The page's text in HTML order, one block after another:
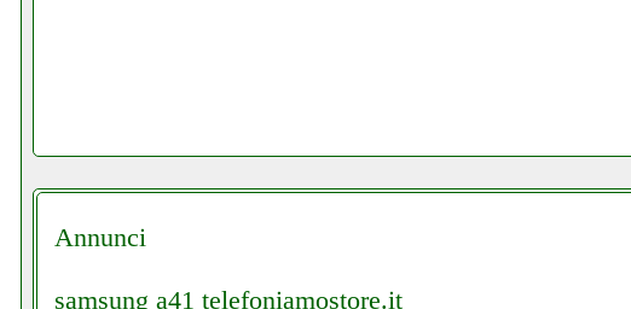
Annunci
samsung a41 telefoniamostore.it